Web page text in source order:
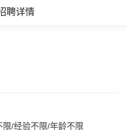
聘详情
/经验不限/年龄不限